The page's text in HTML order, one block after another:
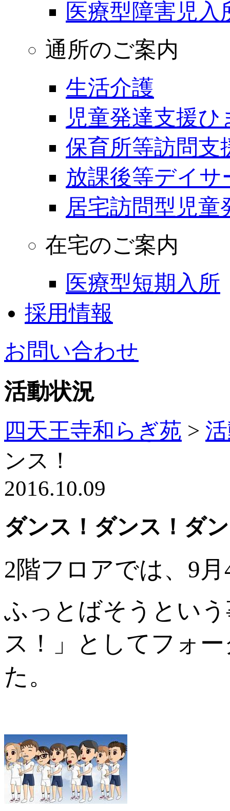
医療型障害児
通所のご案内
生活介護
児童発達支援ひ
保育所等訪問支
放課後等デイサ
居宅訪問型児童
在宅のご案内
医療型短期入所
採用情報
お問い合わせ
活動状況
四天王寺和らぎ苑 >
ンス！
2016.10.09
ダンス！ダンス！ダ
2階フロアでは、9
ふっとばそうとい
ス！」
としてフォ
た。